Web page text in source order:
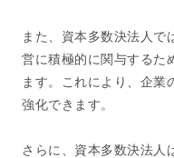
また、資本多数決法人で
営に積極的に関与するた
ます。これにより、企業
強化できます。
さらに、資本多数決法人